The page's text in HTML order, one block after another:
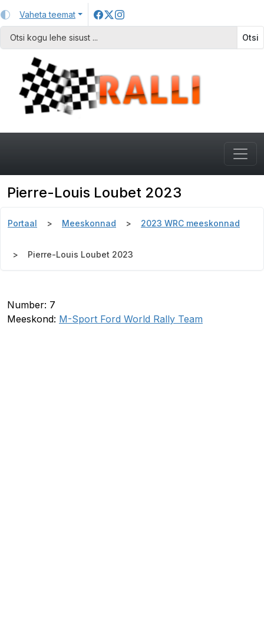
Vaheta teemat
Otsi
Pierre-Louis Loubet 2023
Portaal Meeskonnad 2023 WRC meeskonnad
Pierre-Louis Loubet 2023
Number: 7
Meeskond: M-Sport Ford World Rally Team